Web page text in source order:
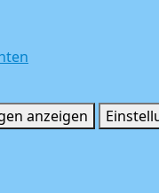
anzeigen